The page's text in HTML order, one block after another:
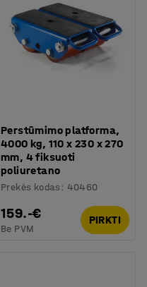
Perstūmimo platforma,
4000 kg, 110 x 230 x 270
mm, 4 fiksuoti
poliuretano
Prekės kodas : 40460
159.-€
Be PVM
PIRKTI